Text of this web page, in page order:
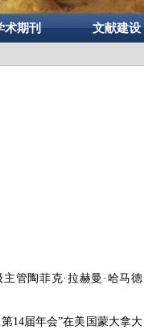
术期刊 文献建设
主管陶菲克· 拉赫曼 · 哈马德
14届年会”在美国蒙大拿大